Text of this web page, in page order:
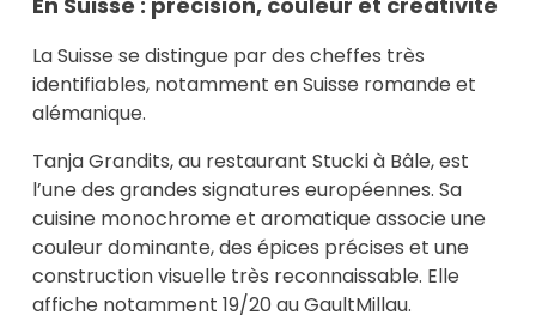
La Suisse se distingue par des cheffes très
identifiables, notamment en Suisse romande et
alémanique.
Tanja Grandits, au restaurant Stucki à Bâle, est
l’une des grandes signatures européennes. Sa
cuisine monochrome et aromatique associe une
couleur dominante, des épices précises et une
construction visuelle très reconnaissable. Elle
affiche notamment 19/20 au GaultMillau.